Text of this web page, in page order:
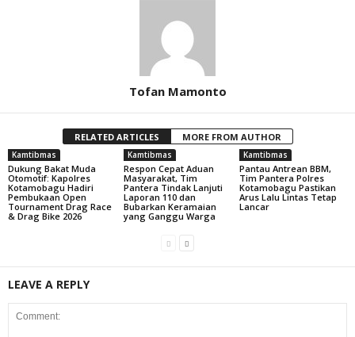
Tofan Mamonto
RELATED ARTICLES MORE FROM AUTHOR
Kamtibmas
Dukung Bakat Muda
Otomotif: Kapolres
Kotamobagu Hadiri
Pembukaan Open
Tournament Drag Race
& Drag Bike 2026
Kamtibmas
Respon Cepat Aduan
Masyarakat, Tim
Pantera Tindak Lanjuti
Laporan 110 dan
Bubarkan Keramaian
yang Ganggu Warga
Kamtibmas
Pantau Antrean BBM,
Tim Pantera Polres
Kotamobagu Pastikan
Arus Lalu Lintas Tetap
Lancar
LEAVE A REPLY